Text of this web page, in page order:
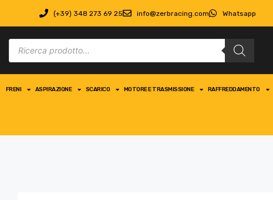
(+39) 348 273 69 25 info@zerbracing.com Whatsapp
FRENI ASPIRAZIONE SCARICO MOTORE E TRASMISSIONE RAFFREDDAMENTO